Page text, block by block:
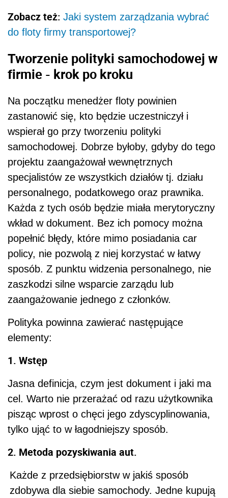
Zobacz też: Jaki system zarządzania wybrać
do floty firmy transportowej?
Tworzenie polityki samochodowej w
firmie - krok po kroku
Na początku menedżer floty powinien
zastanowić się, kto będzie uczestniczył i
wspierał go przy tworzeniu polityki
samochodowej. Dobrze byłoby, gdyby do tego
projektu zaangażował wewnętrznych
specjalistów ze wszystkich działów tj. działu
personalnego, podatkowego oraz prawnika.
Każda z tych osób będzie miała merytoryczny
wkład w dokument. Bez ich pomocy można
popełnić błędy, które mimo posiadania car
policy, nie pozwolą z niej korzystać w łatwy
sposób. Z punktu widzenia personalnego, nie
zaszkodzi silne wsparcie zarządu lub
zaangażowanie jednego z członków.
Polityka powinna zawierać następujące
elementy:
1. Wstęp
Jasna definicja, czym jest dokument i jaki ma
cel. Warto nie przerażać od razu użytkownika
pisząc wprost o chęci jego zdyscyplinowania,
tylko ująć to w łagodniejszy sposób.
2. Metoda pozyskiwania aut.
Każde z przedsiębiorstw w jakiś sposób
zdobywa dla siebie samochody. Jedne kupują